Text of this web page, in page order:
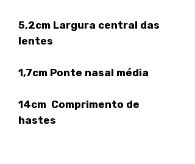
5,2cm Largura central das
lentes
1,7cm Ponte nasal média
14cm Comprimento de
hastes